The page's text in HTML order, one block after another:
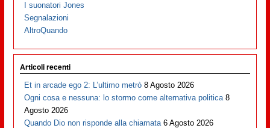
I suonatori Jones
Segnalazioni
AltroQuando
Articoli recenti
Et in arcade ego 2: L’ultimo metrò 8 Agosto 2026
Ogni cosa e nessuna: lo stormo come alternativa politica 8
Agosto 2026
Quando Dio non risponde alla chiamata 6 Agosto 2026